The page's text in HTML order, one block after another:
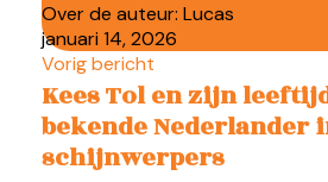
Over de auteur: Lucas
januari 14, 2026
Vorig bericht
Kees Tol en zijn
bekende Nederlander
schijnwerpers